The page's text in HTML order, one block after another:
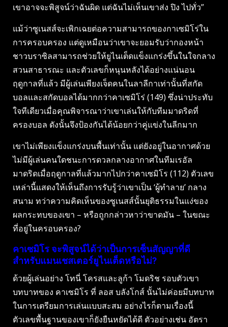
เขาอาจจะพิสูจน์ว่าฉันผิด แต่ฉันไม่เห็นเขาส่ง ปิง ไปทั่ว”
แม้ว่าซูเนสส์จะเพิกเฉยต่อความสามารถของกาเซมิโร่ใน
การครอบครอง แต่ดูเหมือนว่าเขาจะยอมรับว่ากองหน้า
ชาวบราซิลสามารถช่วยให้ยูไนเต็ดแข็งแกร่งขึ้นในใจกลาง
สวนสาธารณะ และตัวเลขก็หนุนหลังได้อย่างแน่นอน
ฤดูกาลที่แล้ว มีผู้เล่นเพียงเจ็ดคนในลาลีกาเท่านั้นที่สกัด
บอลและสกัดบอลได้มากกว่าคาเซมิโร่ (149) ซึ่งน่าประทับ
ใจทีเดียวเมื่อคุณพิจารณาว่าเขาเล่นให้กับทีมมาดริดที่
ครองบอล ดังนั้นจึงป้องกันได้น้อยกว่าคู่แข่งในลีกมาก
เขาไม่เพียงแข็งแกร่งบนพื้นเท่านั้น แต่ยังอยู่ในอากาศด้วย
ไม่มีผู้เล่นคนใดชนะการดวลกลางอากาศในทีมเรอัล
มาดริดเมื่อฤดูกาลที่แล้วมากไปกว่าคาเซมิโร (112) ตัวเลข
เหล่านี้แสดงให้เห็นถึงการรับรู้ว่าเขาเป็น ‘ผู้ทำลาย’ กลาง
สนาม ทว่าความคิดเห็นของซูเนสส์นั้นยุติธรรมในแง่ของ
ผลกระทบของเขา – หรือถูกกล่าวหาว่าขาดมัน – ในขณะ
ที่อยู่ในครอบครอง?
คาเซมิโร จะพิสูจน์ได้ว่าเป็นการเซ็นสัญญาที่ดี
สำหรับแมนเชสเตอร์ยูไนเต็ดหรือไม่?
ด้วยผู้เล่นอย่าง โทนี่ โครสและลูก้า โมดริช รอบตัวเขา
บทบาทของ คาเซมิโร ที่ ลอส บลังโกส์ นั้นไม่ค่อยมีบทบาท
ในการเตรียมการเล่นแบบสะสม อย่างไรก็ตามเรื่องนี้
ตัวเลขพื้นฐานของเขาก็ยังยืนหยัดได้ดี ตัวอย่างเช่น อัตรา